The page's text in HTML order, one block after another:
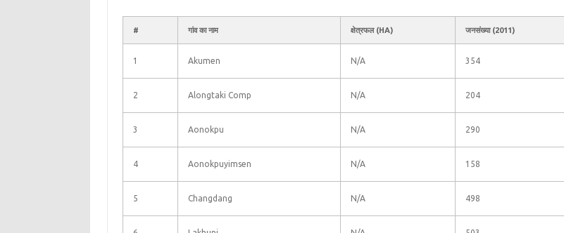
# गांव का नाम क्षेत्रफल (HA) जनसंख्या (2011)
1 Akumen N/A 354
2 Alongtaki Comp N/A 204
3 Aonokpu N/A 290
4 Aonokpuyimsen N/A 158
5 Changdang N/A 498